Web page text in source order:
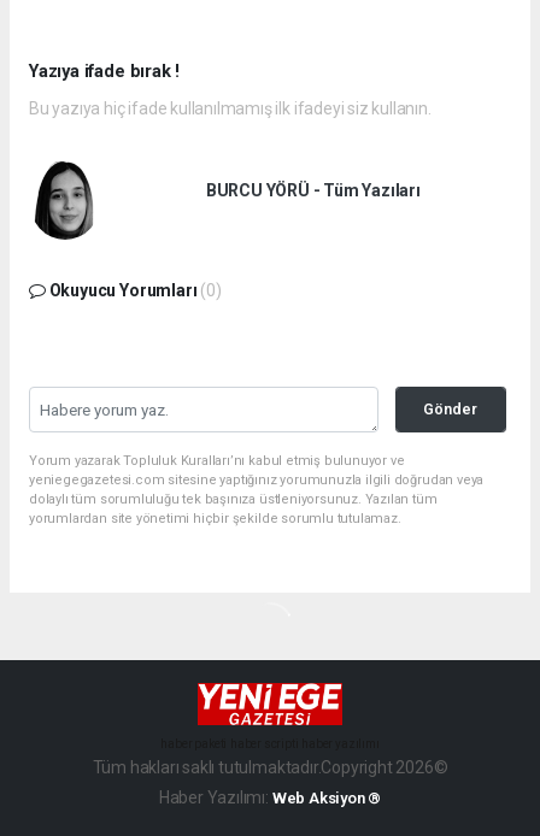
Yazıya ifade bırak !
Bu yazıya hiç ifade kullanılmamış ilk ifadeyi siz kullanın.
BURCU YÖRÜ - Tüm Yazıları
Okuyucu Yorumları (0)
Gönder
Yorum yazarak Topluluk Kuralları’nı kabul etmiş bulunuyor ve
yeniegegazetesi.com sitesine yaptığınız yorumunuzla ilgili doğrudan veya
dolaylı tüm sorumluluğu tek başınıza üstleniyorsunuz. Yazılan tüm
yorumlardan site yönetimi hiçbir şekilde sorumlu tutulamaz.
Tüm hakları saklı tutulmaktadır.Copyright 2026©
Haber Yazılımı: Web Aksiyon ®